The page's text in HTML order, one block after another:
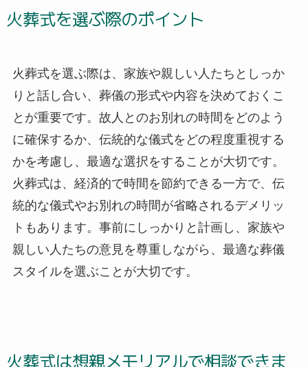
火葬式を選ぶ際のポイント
火葬式を選ぶ際は、家族や親しい人たちとしっか
りと話し合い、葬儀の形式や内容を決めておくこ
とが重要です。故人とのお別れの時間をどのよう
に確保するか、伝統的な儀式をどの程度重視する
かを考慮し、最適な選択をすることが大切です。
火葬式は、経済的で時間を節約できる一方で、伝
統的な儀式やお別れの時間が省略されるデメリッ
トもあります。事前にしっかりと計画し、家族や
親しい人たちの意見を尊重しながら、最適な葬儀
スタイルを選ぶことが大切です。
火葬式は想親メモリアルで相談できま